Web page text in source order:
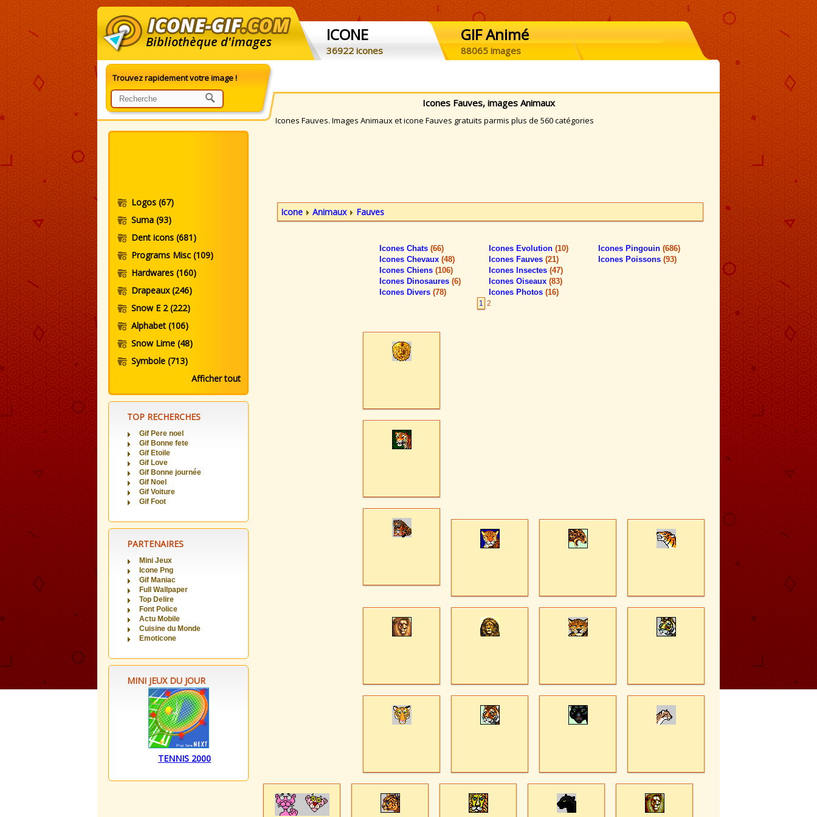
Bibliothèque d'images ICONE
36922 icones
GIF Animé
88065 images
Trouvez rapidement votre image !
Logos (67)
Suma (93)
Dent icons (681)
Programs Misc (109)
Hardwares (160)
Drapeaux(246)
Snow E 2(222)
Alphabet (106)
Snow Lime (48)
Symbole (713)
Afficher tout
TOP RECHERCHES
Gif Pere noel
Gif Bonne fete
Gif Etoile
Gif Love
Gif Bonne journée
Gif Noel
Gif Voiture
Gif Foot
PARTENAIRES
Mini Jeux
Icone Png
Gif Maniac
Full Wallpaper
Top Delire
Font Police
Actu Mobile
Cuisine du Monde
Emoticone
MINI JEUX DU JOUR
TENNIS 2000
Icones Fauves, images Animaux
Icones Fauves. Images Animaux et icone Fauves gratuits parmis plus de 560 catégories
Icone Animaux Fauves
Icones Chats (66)
Icones Chevaux (48)
Icones Chiens (106)
Icones Dinosaures (6)
Icones Divers (78)
Icones Evolution (10)
Icones Fauves (21)
Icones Insectes (47)
Icones Oiseaux (83)
Icones Photos (16)
Icones Pingouin (686)
Icones Poissons (93)
1 2